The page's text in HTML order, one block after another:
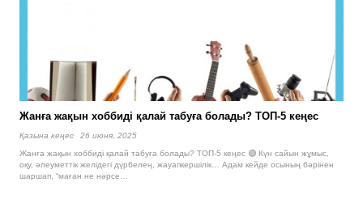
Жанға жақын хоббиді қалай табуға болады? ТОП-5 кеңес
Қазына кеңес
26 июня, 2025
Жанға жақын хоббиді қалай табуға болады? ТОП-5 кеңес 🟢 Күн сайын жұмыс,
оқу, әлеуметтік желідегі дүрбелең, жауапкершілік… Адам кейде осының бәрінен
шаршап, “маған не нәрсе…